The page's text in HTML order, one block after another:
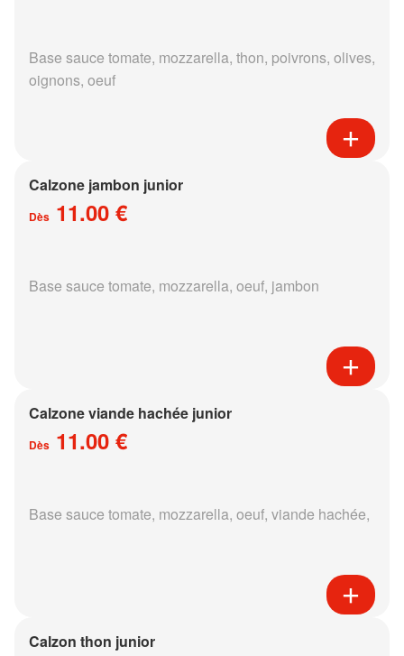
Base sauce tomate, mozzarella, thon, poivrons, olives,
oignons, oeuf
Calzone jambon junior
Dès 11.00 €
Base sauce tomate, mozzarella, oeuf, jambon
Calzone viande hachée junior
Dès 11.00 €
Base sauce tomate, mozzarella, oeuf, viande hachée,
Calzon thon junior